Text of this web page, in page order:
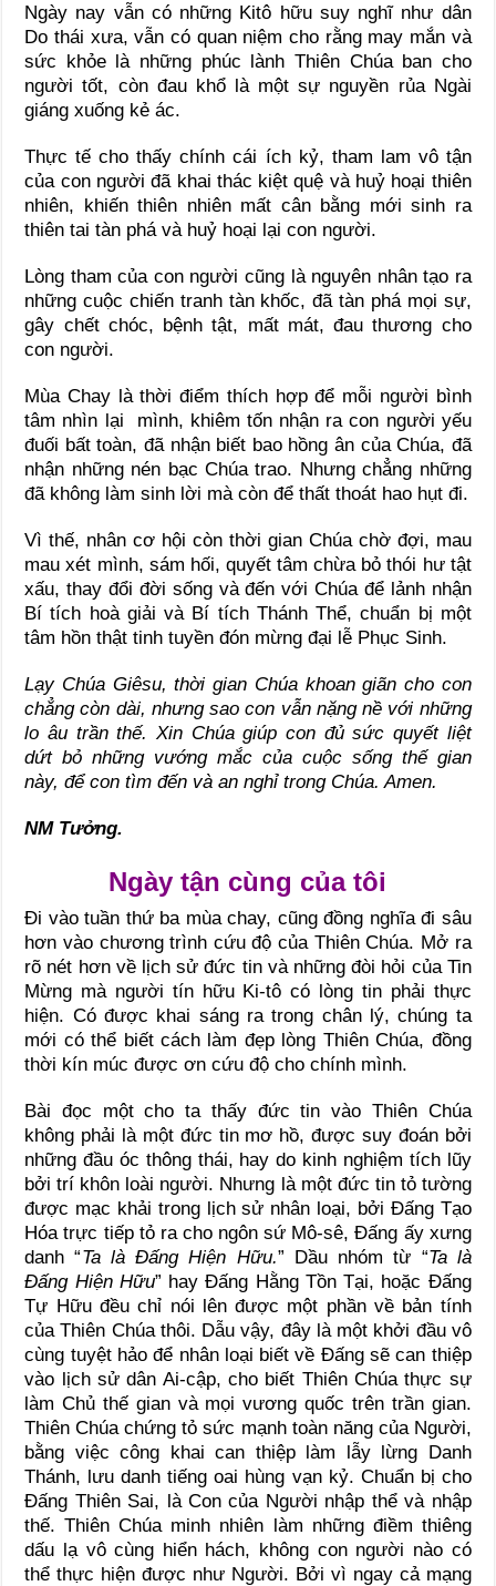
Ngày nay vẫn có những Kitô hữu suy nghĩ như dân
Do thái xưa, vẫn có quan niệm cho rằng may mắn và
sức khỏe là những phúc lành Thiên Chúa ban cho
người tốt, còn đau khổ là một sự nguyền rủa Ngài
giáng xuống kẻ ác.
Thực tế cho thấy chính cái ích kỷ, tham lam vô tận
của con người đã khai thác kiệt quệ và huỷ hoại thiên
nhiên, khiến thiên nhiên mất cân bằng mới sinh ra
thiên tai tàn phá và huỷ hoại lại con người.
Lòng tham của con người cũng là nguyên nhân tạo ra
những cuộc chiến tranh tàn khốc, đã tàn phá mọi sự,
gây chết chóc, bệnh tật, mất mát, đau thương cho
con người.
Mùa Chay là thời điểm thích hợp để mỗi người bình
tâm nhìn lại mình, khiêm tốn nhận ra con người yếu
đuối bất toàn, đã nhận biết bao hồng ân của Chúa, đã
nhận những nén bạc Chúa trao. Nhưng chẳng những
đã không làm sinh lời mà còn để thất thoát hao hụt đi.
Vì thế, nhân cơ hội còn thời gian Chúa chờ đợi, mau
mau xét mình, sám hối, quyết tâm chừa bỏ thói hư tật
xấu, thay đổi đời sống và đến với Chúa để lảnh nhận
Bí tích hoà giải và Bí tích Thánh Thể, chuẩn bị một
tâm hồn thật tinh tuyền đón mừng đại lễ Phục Sinh.
Lạy Chúa Giêsu, thời gian Chúa khoan giãn cho con
chẳng còn dài, nhưng sao con vẫn nặng nề với những
lo âu trần thế. Xin Chúa giúp con đủ sức quyết liệt
dứt bỏ những vướng mắc của cuộc sống thế gian
này, để con tìm đến và an nghỉ trong Chúa. Amen.
NM Tưởng.
Ngày tận cùng của tôi
Đi vào tuần thứ ba mùa chay, cũng đồng nghĩa đi sâu
hơn vào chương trình cứu độ của Thiên Chúa. Mở ra
rõ nét hơn về lịch sử đức tin và những đòi hỏi của Tin
Mừng mà người tín hữu Ki-tô có lòng tin phải thực
hiện. Có được khai sáng ra trong chân lý, chúng ta
mới có thể biết cách làm đẹp lòng Thiên Chúa, đồng
thời kín múc được ơn cứu độ cho chính mình.
Bài đọc một cho ta thấy đức tin vào Thiên Chúa
không phải là một đức tin mơ hồ, được suy đoán bởi
những đầu óc thông thái, hay do kinh nghiệm tích lũy
bởi trí khôn loài người. Nhưng là một đức tin tỏ tường
được mạc khải trong lịch sử nhân loại, bởi Đấng Tạo
Hóa trực tiếp tỏ ra cho ngôn sứ Mô-sê, Đấng ấy xưng
danh “Ta là Đấng Hiện Hữu.” Dầu nhóm từ “Ta là
Đấng Hiện Hữu” hay Đấng Hằng Tồn Tại, hoặc Đấng
Tự Hữu đều chỉ nói lên được một phần về bản tính
của Thiên Chúa thôi. Dẫu vậy, đây là một khởi đầu vô
cùng tuyệt hảo để nhân loại biết về Đấng sẽ can thiệp
vào lịch sử dân Ai-cập, cho biết Thiên Chúa thực sự
làm Chủ thế gian và mọi vương quốc trên trần gian.
Thiên Chúa chứng tỏ sức mạnh toàn năng của Người,
bằng việc công khai can thiệp làm lẫy lừng Danh
Thánh, lưu danh tiếng oai hùng vạn kỷ. Chuẩn bị cho
Đấng Thiên Sai, là Con của Người nhập thể và nhập
thế. Thiên Chúa minh nhiên làm những điềm thiêng
dấu lạ vô cùng hiển hách, không con người nào có
thể thực hiện được như Người. Bởi vì ngay cả mạng